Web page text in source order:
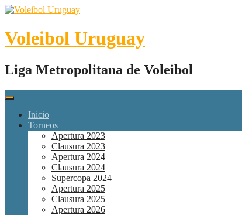
Skip
content
Voleibol Uruguay
Liga Metropolitana de Voleibol
Inicio
Torneos
Apertura 2023
Clausura 2023
Apertura 2024
Clausura 2024
Supercopa 2024
Apertura 2025
Clausura 2025
Apertura 2026